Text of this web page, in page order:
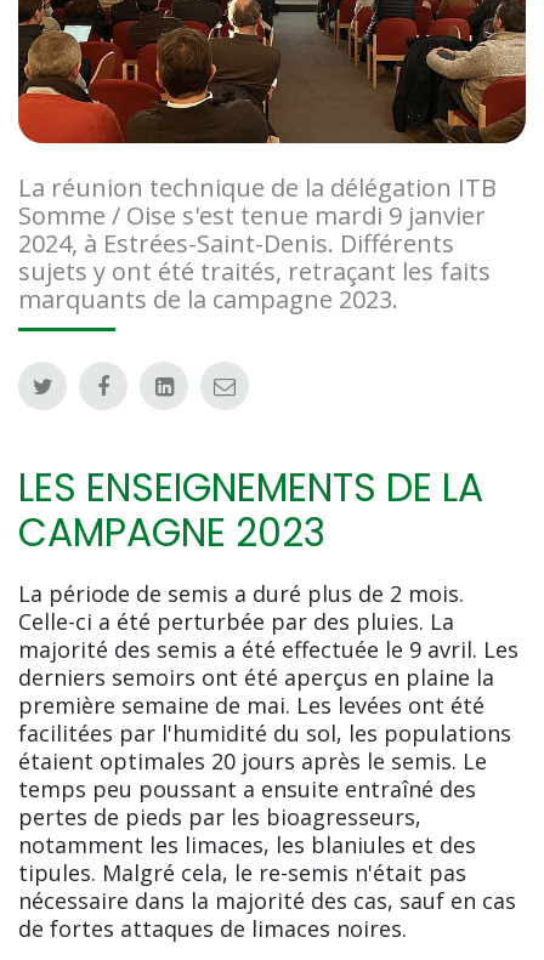
La réunion technique de la délégation ITB
Somme / Oise s'est tenue mardi 9 janvier
2024, à Estrées-Saint-Denis. Différents
sujets y ont été traités, retraçant les faits
marquants de la campagne 2023.
LES ENSEIGNEMENTS DE LA
CAMPAGNE 2023
La période de semis a duré plus de 2 mois.
Celle-ci a été perturbée par des pluies. La
majorité des semis a été effectuée le 9 avril. Les
derniers semoirs ont été aperçus en plaine la
première semaine de mai. Les levées ont été
facilitées par l'humidité du sol, les populations
étaient optimales 20 jours après le semis. Le
temps peu poussant a ensuite entraîné des
pertes de pieds par les bioagresseurs,
notamment les limaces, les blaniules et des
tipules. Malgré cela, le re-semis n'était pas
nécessaire dans la majorité des cas, sauf en cas
de fortes attaques de limaces noires.